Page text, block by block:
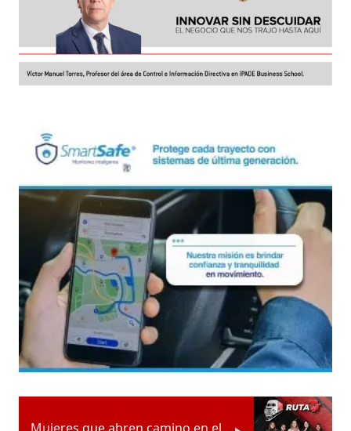
Mujeres que abren camino en el